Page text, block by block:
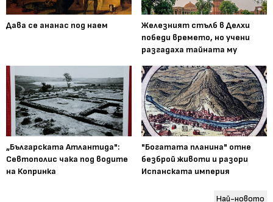
Дава се ананас под наем
Железният стълб в Делхи
победи времето, но учени
разгадаха тайната му
„Българската Атлантида":
Севтополис чака под водите
на Копринка
"Богатата планина" отне
безброй животи и разори
Испанската империя
Най-новото